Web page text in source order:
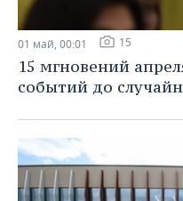
01 май, 00:01 15
15 мгновений
событий до